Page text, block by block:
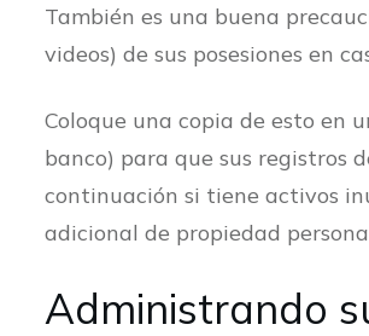
También es una buena
videos) de sus posesiones en
Coloque una copia de esto en
banco) para que sus registros
continuación si tiene activos
adicional de propiedad
Administrando